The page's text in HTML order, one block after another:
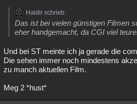
Haldir schrieb:
Das ist bei vielen günstigen Filmen
eher handgemacht, da CGI viel
Und bei ST meinte ich ja gerade die
Die sehen immer noch mindestens
zu manch aktuellen Film.
Meg 2 *hust*